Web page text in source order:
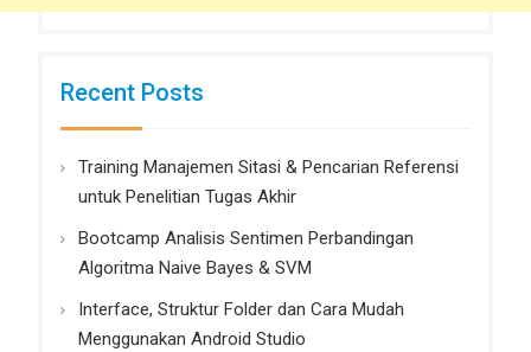
Recent Posts
Training Manajemen Sitasi & Pencarian Referensi
untuk Penelitian Tugas Akhir
Bootcamp Analisis Sentimen Perbandingan
Algoritma Naive Bayes & SVM
Interface, Struktur Folder dan Cara Mudah
Menggunakan Android Studio